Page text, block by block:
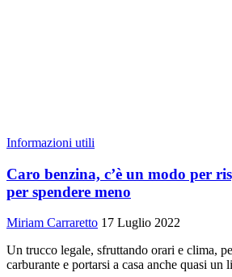
Informazioni utili
Caro benzina, c’è un modo per
per spendere meno
Miriam Carraretto 17 Luglio 2022
Un trucco legale, sfruttando orari e clima,
carburante e portarsi a casa anche quasi un